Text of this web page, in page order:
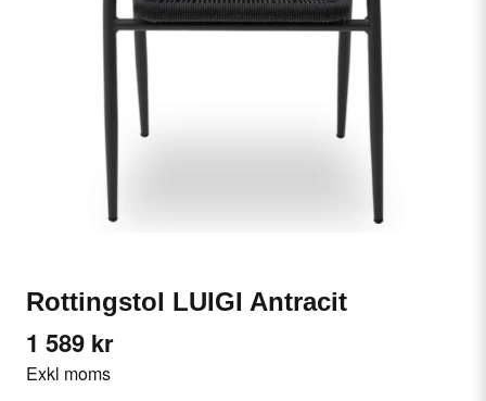
Rottingstol LUIGI Antracit
1 589 kr
Exkl moms